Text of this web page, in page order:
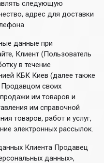
следующую
адрес для доставки
данные при
Клиент (Пользователь
в течение
КБК Киев (далее также
Продавцом своих
им товаров и
им справочной
товаров, работ и услуг,
электронных рассылок.
Клиента Продавец
данных»,